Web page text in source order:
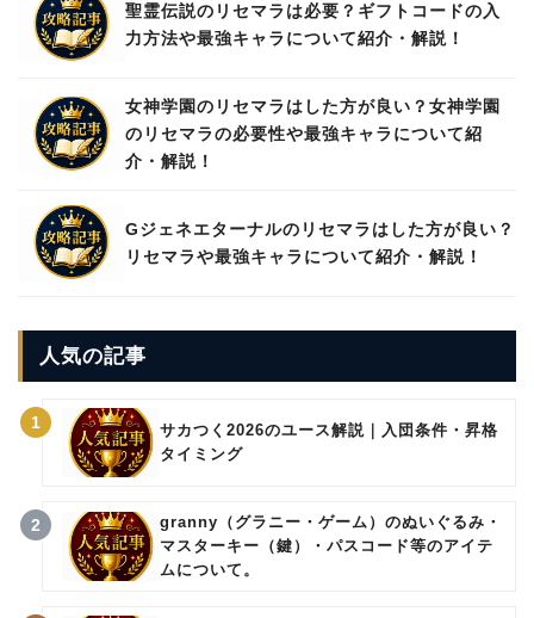
聖霊伝説のリセマラは必要？ギフトコードの入
力方法や最強キャラについて紹介・解説！
女神学園のリセマラはした方が良い？女神学園
のリセマラの必要性や最強キャラについて紹
介・解説！
Gジェネエターナルのリセマラはした方が良い？
リセマラや最強キャラについて紹介・解説！
人気の記事
1
サカつく2026のユース解説｜入団条件・昇格
タイミング
2
granny（グラニー・ゲーム）のぬいぐるみ・
マスターキー（鍵）・パスコード等のアイテ
ムについて。